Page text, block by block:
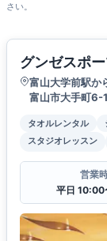
さい。
グンゼスポ
富山大学前駅か
富山市大手町
タオルレンタル
スタジオレッスン
営業
平日